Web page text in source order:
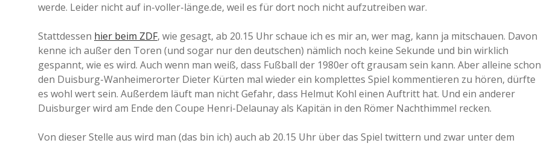
werde. Leider nicht auf in-voller-länge.de, weil es für dort noch nicht aufzutreiben war.
Stattdessen hier beim ZDF, wie gesagt, ab 20.15 Uhr schaue ich es mir an, wer mag, kann ja mitschauen. Davon
kenne ich außer den Toren (und sogar nur den deutschen) nämlich noch keine Sekunde und bin wirklich
gespannt, wie es wird. Auch wenn man weiß, dass Fußball der 1980er oft grausam sein kann. Aber alleine schon
den Duisburg-Wanheimerorter Dieter Kürten mal wieder ein komplettes Spiel kommentieren zu hören, dürfte
es wohl wert sein. Außerdem läuft man nicht Gefahr, dass Helmut Kohl einen Auftritt hat. Und ein anderer
Duisburger wird am Ende den Coupe Henri-Delaunay als Kapitän in den Römer Nachthimmel recken.
Von dieser Stelle aus wird man (das bin ich) auch ab 20.15 Uhr über das Spiel twittern und zwar unter dem